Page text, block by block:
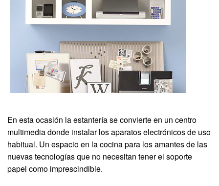
En esta ocasión la estantería se convierte en un centro
multimedia donde instalar los aparatos electrónicos de uso
habitual. Un espacio en la cocina para los amantes de las
nuevas tecnologías que no necesitan tener el soporte
papel como imprescindible.